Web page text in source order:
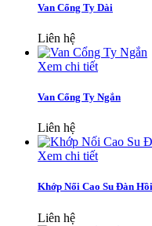
Van Cổng Ty Dài
Liên hệ
Xem chi tiết
Van Cổng Ty Ngắn
Liên hệ
Xem chi tiết
Khớp Nối Cao Su Đàn
Liên hệ